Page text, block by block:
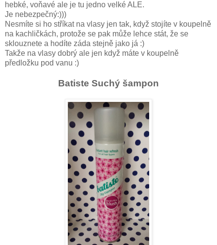
hebké, voňavé ale je tu jedno velké ALE.
Je nebezpečný:)))
Nesmíte si ho stříkat na vlasy jen tak, když stojíte v koupelně
na kachličkách, protože se pak může lehce stát, že se
sklouznete a hodíte záda stejně jako já :)
Takže na vlasy dobrý ale jen když máte v koupelně
předložku pod vanu :)
Batiste Suchý šampon